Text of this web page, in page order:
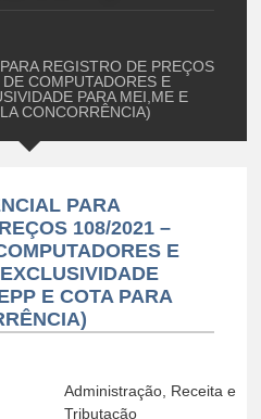
REGISTRO DE PREÇOS
COMPUTADORES E
PARA MEI,ME E
CONCORRÊNCIA)
PARA
108/2021 –
E
E COTA PARA
Administração, Receita e
Tributação